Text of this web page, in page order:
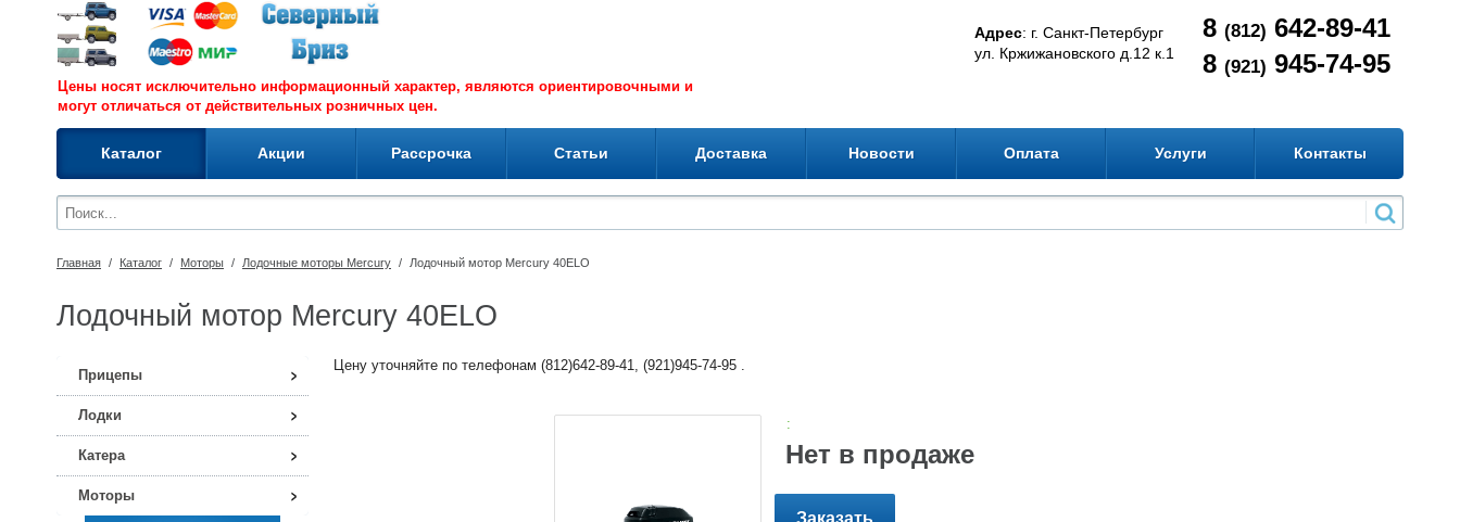
Цены носят исключительно информационный характер, являются ориентировочными и
могут отличаться от действительных розничных цен.
Адрес: г. Санкт-Петербург
ул. Кржижановского д.12 к.1
8 (812) 642-89-41
8 (921) 945-74-95
Каталог Акции Рассрочка Статьи Доставка Новости Оплата Услуги Контакты
Главная / Каталог / Моторы / Лодочные моторы Mercury / Лодочный мотор Mercury 40ELO
Лодочный мотор Mercury 40ELO
Прицепы
Лодки
Катера
Моторы
Цену уточняйте по телефонам (812)642-89-41, (921)945-74-95 .
:
Нет в продаже